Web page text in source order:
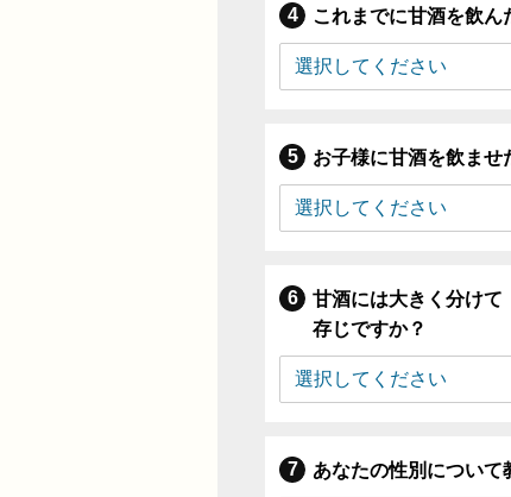
これまでに甘酒を飲ん
お子様に甘酒を飲ませ
甘酒には大きく分けて
存じですか？
あなたの性別について